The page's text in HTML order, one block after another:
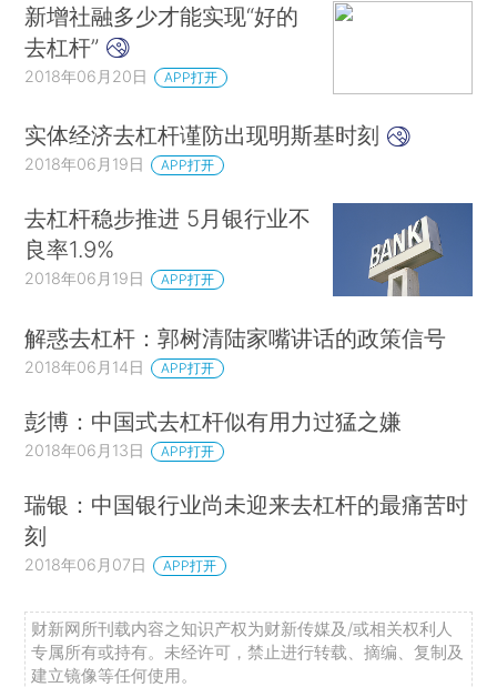
新增社融多少才能实现“好的
去杠杆”
2018年06月20日 APP打开
实体经济去杠杆谨防出现明斯基时刻
2018年06月19日 APP打开
去杠杆稳步推进 5月银行业不
良率1.9%
2018年06月19日 APP打开
解惑去杠杆：郭树清陆家嘴讲话的政策信号
2018年06月14日 APP打开
彭博：中国式去杠杆似有用力过猛之嫌
2018年06月13日 APP打开
瑞银：中国银行业尚未迎来去杠杆的最痛苦时
刻
2018年06月07日 APP打开
财新网所刊载内容之知识产权为财新传媒及/或相关权利人
专属所有或持有。未经许可，禁止进行转载、摘编、复制及
建立镜像等任何使用。